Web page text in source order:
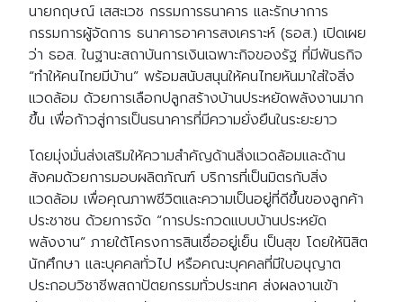
นายกฤษณ์ เสสะเวช กรรมการธนาคาร และรักษาการ
กรรมการผู้จัดการ ธนาคารอาคารสงเคราะห์ (ธอส.) เปิดเผย
ว่า ธอส. ในฐานะสถาบันการเงินเฉพาะกิจของรัฐ ที่มีพันธกิจ
“ทำให้คนไทยมีบ้าน” พร้อมสนับสนุนให้คนไทยหันมาใส่ใจสิ่ง
แวดล้อม ด้วยการเลือกปลูกสร้างบ้านประหยัดพลังงานมาก
ขึ้น เพื่อก้าวสู่การเป็นธนาคารที่มีความยั่งยืนในระยะยาว
โดยมุ่งมั่นส่งเสริมให้ความสำคัญด้านสิ่งแวดล้อมและด้าน
สังคมด้วยการมอบผลิตภัณฑ์ บริการที่เป็นมิตรกับสิ่ง
แวดล้อม เพื่อคุณภาพชีวิตและความเป็นอยู่ที่ดีขึ้นของลูกค้า
ประชาชน ด้วยการจัด “การประกวดแบบบ้านประหยัด
พลังงาน” ภายใต้โครงการสินเชื่ออยู่เย็น เป็นสุข โดยให้นิสิต
นักศึกษา และบุคคลทั่วไป หรือคณะบุคคลที่มีใบอนุญาต
ประกอบวิชาชีพสถาปัตยกรรมทั่วประเทศ ส่งผลงานเข้า